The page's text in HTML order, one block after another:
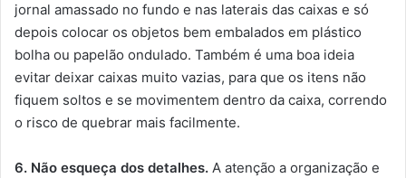
jornal amassado no fundo e nas laterais das caixas e só
depois colocar os objetos bem embalados em plástico
bolha ou papelão ondulado. Também é uma boa ideia
evitar deixar caixas muito vazias, para que os itens não
fiquem soltos e se movimentem dentro da caixa, correndo
o risco de quebrar mais facilmente.
6. Não esqueça dos detalhes. A atenção a organização e